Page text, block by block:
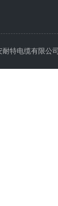
耐特电缆有限